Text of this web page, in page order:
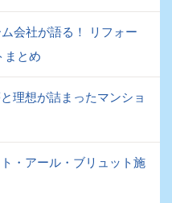
会社が語る！ リフォー
まとめ
理想が詰まったマンショ
・アール・ブリュット施